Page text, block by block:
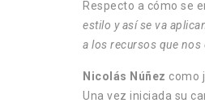
Respecto a cómo se
estilo y así se va
a los recursos que nos
Nicolás Núñez como
Una vez iniciada su